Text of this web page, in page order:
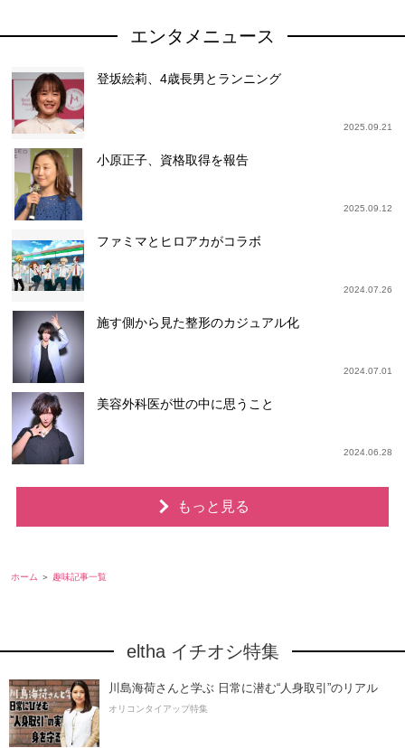
エンタメニュース
登坂絵莉、4歳長男とランニング
2025.09.21
小原正子、資格取得を報告
2025.09.12
ファミマとヒロアカがコラボ
2024.07.26
施す側から見た整形のカジュアル化
2024.07.01
美容外科医が世の中に思うこと
2024.06.28
もっと見る
ホーム 趣味記事一覧
eltha イチオシ特集
川島海荷さんと学ぶ 日常に潜む“人身取引”のリアル
オリコンタイアップ特集